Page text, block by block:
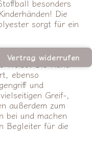
besonders
Die
sorgt für ein
die Motorik
Weise. Die Hand-
ebenso
und
Greif-,
außerdem zum
bei und machen
Begleiter für die
Vertrag widerrufen